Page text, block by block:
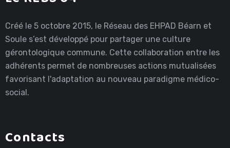
Créé le 5 octobre 2015, le Réseau des EHPAD Béarn et
Soule s’est développé pour partager une culture
gérontologique commune. Cette collaboration entre les
adhérents permet de nombreuses actions mutualisées
favorisant l'adaptation au nouveau paradigme médico-
social.
Contacts